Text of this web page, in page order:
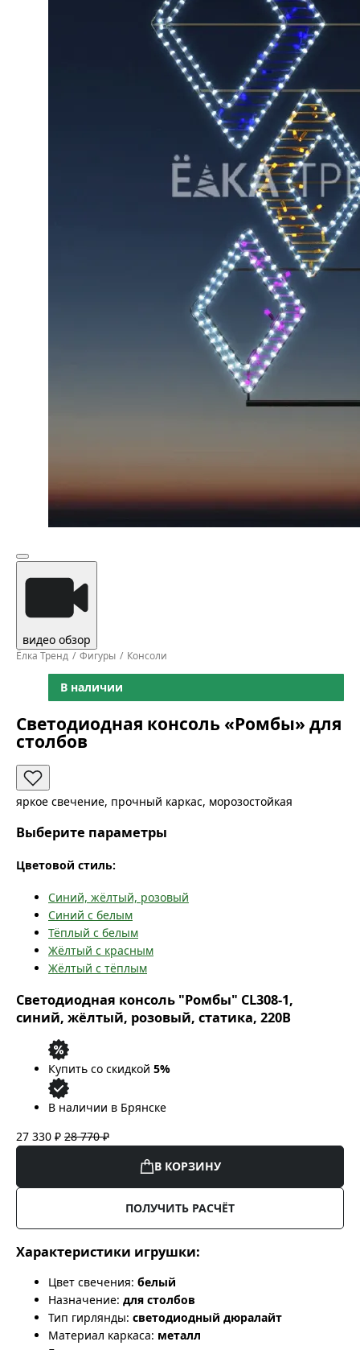
видео обзор
Ёлка Тренд Фигуры Консоли
В наличии
Светодиодная консоль «Ромбы» для
столбов
яркое свечение, прочный каркас, морозостойкая
Выберите параметры
Цветовой стиль:
Синий, жёлтый, розовый
Синий с белым
Тёплый с белым
Жёлтый с красным
Жёлтый с тёплым
Светодиодная консоль "Ромбы" CL308-1,
синий, жёлтый, розовый, статика, 220В
Купить со скидкой 5%
В наличии в Брянске
27 330 ₽ 28 770 ₽
В КОРЗИНУ
ПОЛУЧИТЬ РАСЧЁТ
Характеристики игрушки:
Цвет свечения: белый
Назначение: для столбов
Тип гирлянды: светодиодный дюралайт
Материал каркаса: металл